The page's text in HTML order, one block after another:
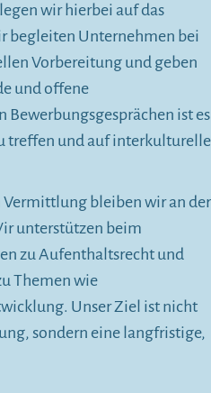
wir hierbei auf das
begleiten Unternehmen bei
Vorbereitung und geben
und offene
Bewerbungsgesprächen ist es
treffen und auf interkulturelle
bleiben wir an der
unterstützen beim
zu Aufenthaltsrecht und
Themen wie
Unser Ziel ist nicht
sondern eine langfristige,